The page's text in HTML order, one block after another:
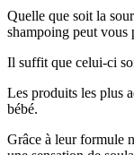
Quelle que soit la
shampoing peut vous
Il suffit que celui-ci
Les produits les plus
bébé.
Grâce à leur formule